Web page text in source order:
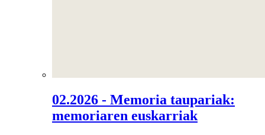
02.2026 - Memoria taupariak:
memoriaren euskarriak